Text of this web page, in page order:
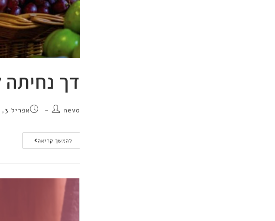
דך נחיתה
nevo אפריל 3, 2020
להמשך קריאה